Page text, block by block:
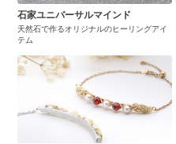
石家ユニバーサルマインド
天然石で作るオリジナルのヒーリングアイ
テム